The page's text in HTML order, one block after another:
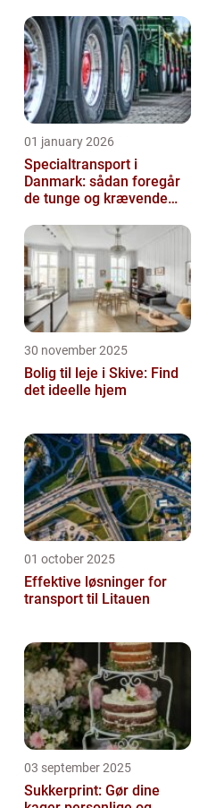
01 january 2026
Specialtransport i
Danmark: sådan foregår
de tunge og krævende
30 november 2025
Bolig til leje i Skive: Find
det ideelle hjem
01 october 2025
Effektive løsninger for
transport til Litauen
03 september 2025
Sukkerprint: Gør dine